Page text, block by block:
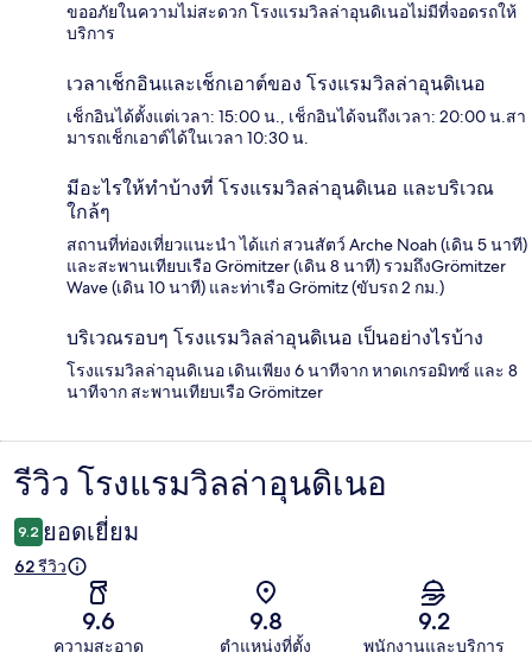
ขออภัยในความไม่สะดวก โรงแรมวิลล่าอุนดิเนอไม่มีที่จอดรถให้
บริการ
เวลาเช็กอินและเช็กเอาต์ของ โรงแรมวิลล่าอุนดิเนอ
เช็กอินได้ตั้งแต่เวลา: 15:00 น., เช็กอินได้จนถึงเวลา: 20:00 น.สา
มารถเช็กเอาต์ได้ในเวลา 10:30 น.
มีอะไรให้ทำบ้างที่ โรงแรมวิลล่าอุนดิเนอ และบริเวณ
ใกล้ๆ
สถานที่ท่องเที่ยวแนะนำ ได้แก่ สวนสัตว์ Arche Noah (เดิน 5 นาที)
และสะพานเทียบเรือ Grömitzer (เดิน 8 นาที) รวมถึงGrömitzer
Wave (เดิน 10 นาที) และท่าเรือ Grömitz (ขับรถ 2 กม.)
บริเวณรอบๆ โรงแรมวิลล่าอุนดิเนอ เป็นอย่างไรบ้าง
โรงแรมวิลล่าอุนดิเนอ เดินเพียง 6 นาทีจาก หาดเกรอมิทซ์ และ 8
นาทีจาก สะพานเทียบเรือ Grömitzer
รีวิว
รีวิว โรงแรมวิลล่าอุนดิเนอ
9.2 ยอดเยี่ยม
62 รีวิว
9.6
ความสะอาด
9.8
ตำแหน่งที่ตั้ง
9.2
พนักงานและบริการ